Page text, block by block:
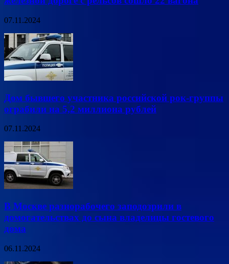
07.11.2024
Дом бывшего участника российской рок-группы
ограбили на 5,2 миллиона рублей
07.11.2024
В Москве разнорабочего заподозрили в
домогательствах до сына владелицы гостевого
дома
06.11.2024